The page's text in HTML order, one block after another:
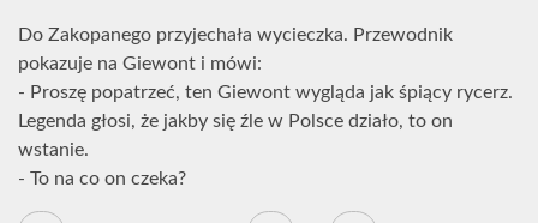
Do Zakopanego przyjechała wycieczka. Przewodnik
pokazuje na Giewont i mówi:
- Proszę popatrzeć, ten Giewont wygląda jak śpiący rycerz.
Legenda głosi, że jakby się źle w Polsce działo, to on
wstanie.
- To na co on czeka?